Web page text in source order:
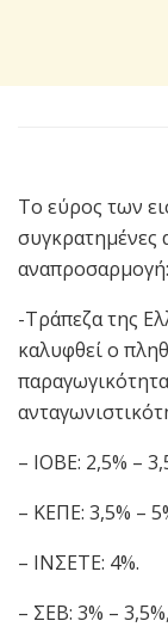
Το εύρος των
συγκρατημένες
αναπροσαρμογή:
-Τράπεζα της
καλυφθεί ο
– ΙΟΒΕ: 2,5% –
– ΚΕΠΕ: 3,5% –
– ΙΝΣΕΤΕ: 4%.
– ΣΕΒ: 3% –